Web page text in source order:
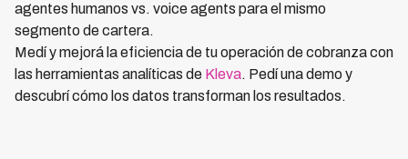
agentes humanos vs. voice agents para el mismo
segmento de cartera.
Medí y mejorá la eficiencia de tu operación de cobranza con
las herramientas analíticas de Kleva. Pedí una demo y
descubrí cómo los datos transforman los resultados.